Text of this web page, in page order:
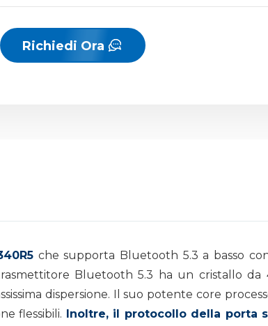
Richiedi Ora
che supporta Bluetooth 5.3 a basso
Bluetooth 5.3 ha un cristallo da
dispersione. Il suo potente core
flessibili.
Inoltre, il protocollo della porta